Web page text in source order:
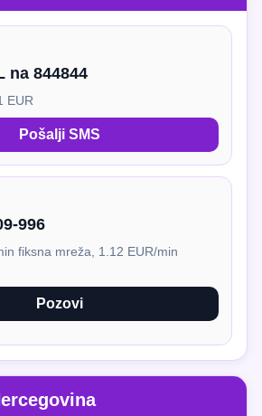
na 844844
EUR
Pošalji SMS
996
fiksna mreža, 1.12 EUR/min
Pozovi